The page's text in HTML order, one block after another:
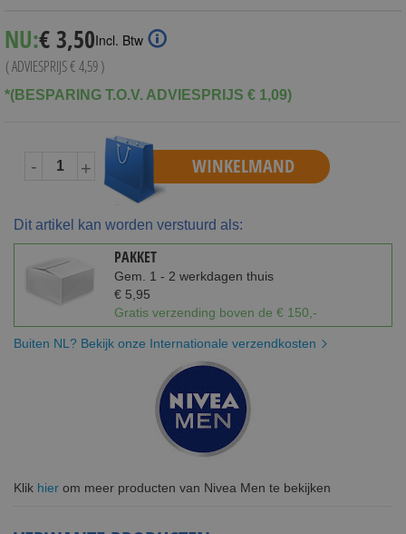
NU: Special
Price
€ 3,50Incl. Btw
( ADVIESPRIJS€ 4,59)
*(BESPARING T.O.V. ADVIESPRIJS € 1,09)
- + WINKELMAND
Dit artikel kan worden verstuurd als:
PAKKET
Gem. 1 - 2 werkdagen thuis
€ 5,95
Gratis verzending boven de € 150,-
Buiten NL? Bekijk onze Internationale verzendkosten
Klik hier om meer producten van Nivea Men te bekijken